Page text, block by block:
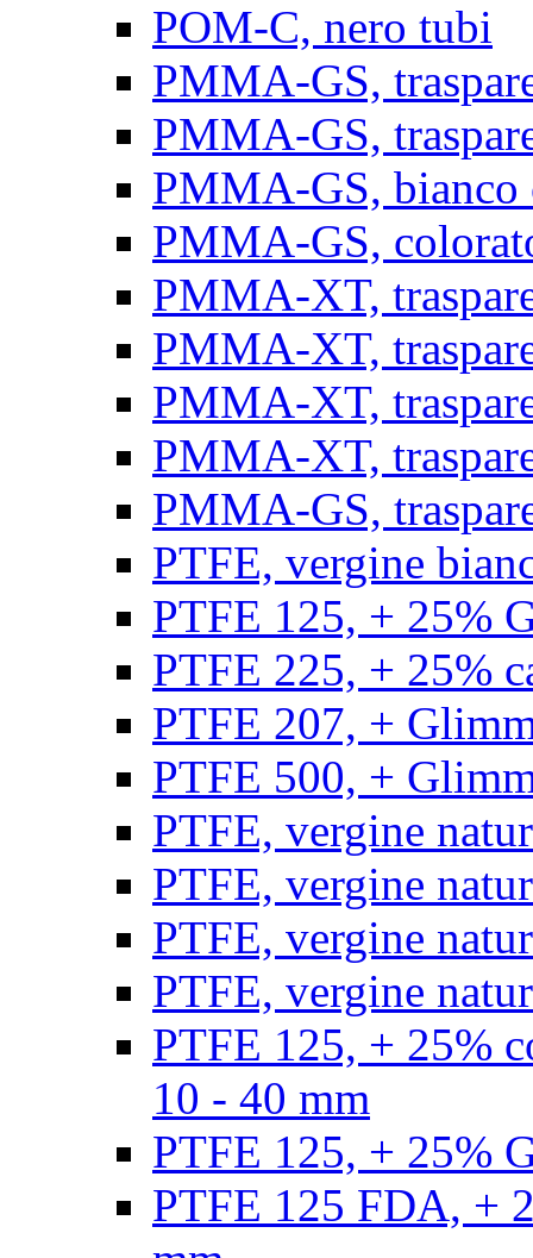
POM-C, nero tubi
PMMA-GS,
PMMA-GS,
PMMA-GS, bianco
PMMA-GS,
PMMA-XT,
PMMA-XT,
PMMA-XT,
PMMA-XT,
PMMA-GS,
PTFE, vergine
PTFE 125, + 25%
PTFE 225, + 25%
PTFE 207, +
PTFE 500, +
PTFE, vergine
PTFE, vergine
PTFE, vergine
PTFE, vergine
PTFE 125, + 25%
10 - 40 mm
PTFE 125, + 25%
PTFE 125 FDA, +